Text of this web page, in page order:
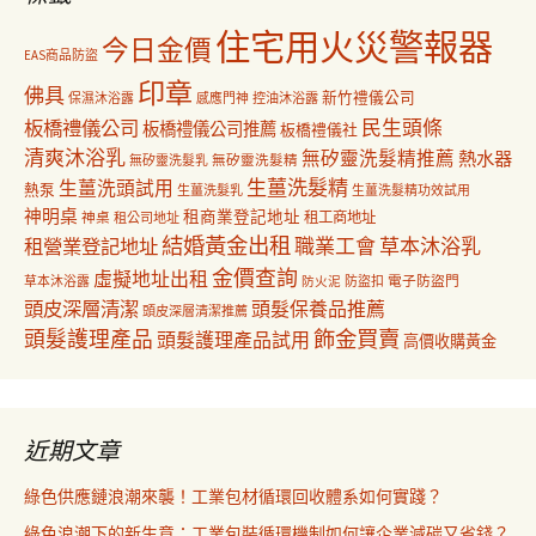
EAS商品防盜 今日金價住宅用火災警報器
佛具 保濕沐浴露 印章 感應門神 控油沐浴露 新竹禮儀公司
板橋禮儀公司 板橋禮儀公司推薦板橋禮儀社 民生頭條
清爽沐浴乳 無矽靈洗髮乳 無矽靈洗髮精 無矽靈洗髮精推薦 熱水器
熱泵 生薑洗頭試用 生薑洗髮乳 生薑洗髮精 生薑洗髮精功效試用
神明桌 神桌 租公司地址 租商業登記地址 租工商地址
租營業登記地址結婚黃金出租職業工會草本沐浴乳
草本沐浴露 虛擬地址出租 金價查詢 防火泥 防盜扣 電子防盜門
頭皮深層清潔 頭皮深層清潔推薦 頭髮保養品推薦
頭髮護理產品 頭髮護理產品試用 飾金買賣 高價收購黃金
近期文章
綠色供應鏈浪潮來襲！工業包材循環回收體系如何實踐？